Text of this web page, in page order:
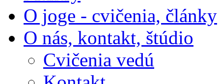
O joge - cvičenia, články
O nás, kontakt, štúdio
Cvičenia vedú